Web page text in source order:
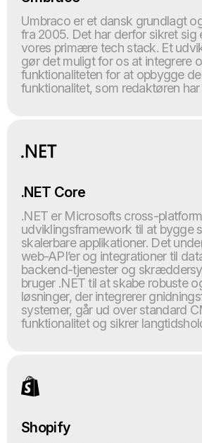
Umbraco er et dansk grundlagt
fra 2005. Det har derfor sikret sig
vores primære tech stack. Et
gør det muligt for os at integrere
funktionaliteten for at opbygge
funktionalitet, som redaktøren har
.NET Core
.NET er Microsofts cross-platform
udviklingsframework til at bygge
skalerbare applikationer. Det
web-API’er og integrationer til
backend-tjenester og
bruger .NET til at skabe robuste
løsninger, der integrerer
systemer, går ud over standard
funktionalitet og sikrer
Shopify